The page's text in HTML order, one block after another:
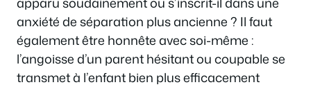
anxiété de séparation plus ancienne ? Il faut
également être honnête avec soi-même :
l’angoisse d’un parent hésitant ou coupable se
transmet à l’enfant bien plus efficacement